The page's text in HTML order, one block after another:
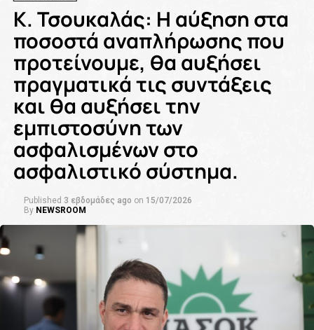
Κ. Τσουκαλάς: Η αύξηση στα
ποσοστά αναπλήρωσης που
προτείνουμε, θα αυξήσει
πραγματικά τις συντάξεις
και θα αυξήσει την
εμπιστοσύνη των
ασφαλισμένων στο
ασφαλιστικό σύστημα.
Published 3 εβδομάδες ago on 15/07/2026
By NEWSROOM